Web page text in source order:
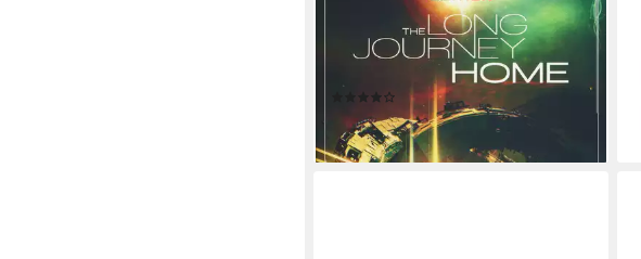
Plattform
ab 12 Jahren
USK-Freigabe
Daedalic Entertainment GmbH
Publisher
(1)
23,39 €
lieferbar - in 3-4 Werktagen bei dir